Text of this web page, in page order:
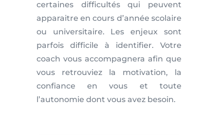
certaines difficultés qui peuvent
apparaitre en cours d’année scolaire
ou universitaire. Les enjeux sont
parfois difficile à identifier. Votre
coach vous accompagnera afin que
vous retrouviez la motivation, la
confiance en vous et toute
l’autonomie dont vous avez besoin.